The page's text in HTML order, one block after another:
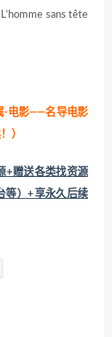
sans tête
-电影——名导电影
）
+赠送各类找资源
等）+享永久后续